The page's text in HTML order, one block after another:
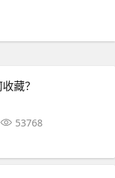
藏？
53768